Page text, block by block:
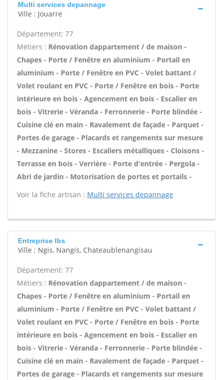
Multi services depannage
Ville : Jouarre
Département: 77
Métiers : Rénovation dappartement / de maison -
Chapes - Porte / Fenêtre en aluminium - Portail en
aluminium - Porte / Fenêtre en PVC - Volet battant /
Volet roulant en PVC - Porte / Fenêtre en bois - Porte
intérieure en bois - Agencement en bois - Escalier en
bois - Vitrerie - Véranda - Ferronnerie - Porte blindée -
Cuisine clé en main - Ravalement de façade - Parquet -
Portes de garage - Placards et rangements sur mesure
- Mezzanine - Stores - Escaliers métalliques - Cloisons -
Terrasse en bois - Verrière - Porte d'entrée - Pergola -
Abri de jardin - Motorisation de portes et portails -
Voir la fiche artisan : Multi services depannage
Entreprise lbs
Ville : Ngis, Nangis, Chateaublenangisau
Département: 77
Métiers : Rénovation dappartement / de maison -
Chapes - Porte / Fenêtre en aluminium - Portail en
aluminium - Porte / Fenêtre en PVC - Volet battant /
Volet roulant en PVC - Porte / Fenêtre en bois - Porte
intérieure en bois - Agencement en bois - Escalier en
bois - Vitrerie - Véranda - Ferronnerie - Porte blindée -
Cuisine clé en main - Ravalement de façade - Parquet -
Portes de garage - Placards et rangements sur mesure